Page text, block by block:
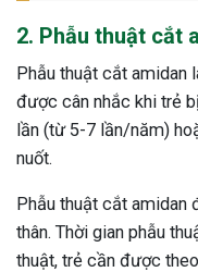
2. Phẫu thuật cắt
Phẫu thuật cắt amidan
được cân nhắc khi trẻ
lần (từ 5-7 lần/năm)
nuốt.
Phẫu thuật cắt amidan
thân. Thời gian phẫu
thuật, trẻ cần được